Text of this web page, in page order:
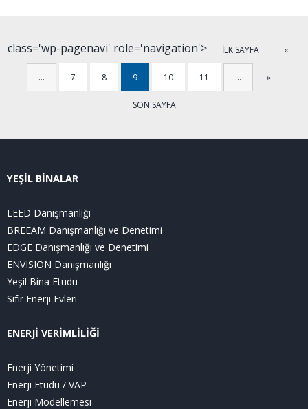
class='wp-pagenavi' role='navigation'> İLK SAYFA «
… 7 8 9 10 11 … »
SON SAYFA
YEŞİL BİNALAR
LEED Danışmanlığı
BREEAM Danışmanlığı ve Denetimi
EDGE Danışmanlığı ve Denetimi
ENVISION Danışmanlığı
Yeşil Bina Etüdü
Sıfır Enerji Evleri
ENERJİ VERİMLİLİĞİ
Enerji Yönetimi
Enerji Etüdü / VAP
Enerji Modellemesi